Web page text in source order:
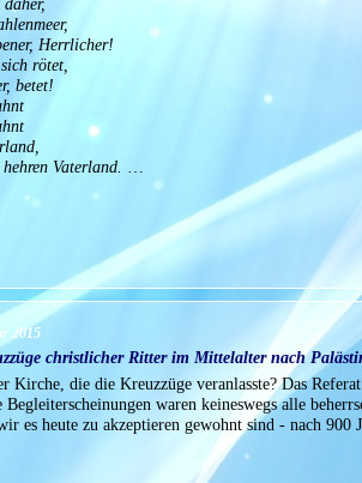
Herrlicher!
rötet,
betet!
Vaterland.
2015
christlicher Ritter im Mittelalter nach
Kirche, die die Kreuzzüge veranlasste? Das
waren keineswegs alle
es heute zu akzeptieren gewohnt sind - nach 900